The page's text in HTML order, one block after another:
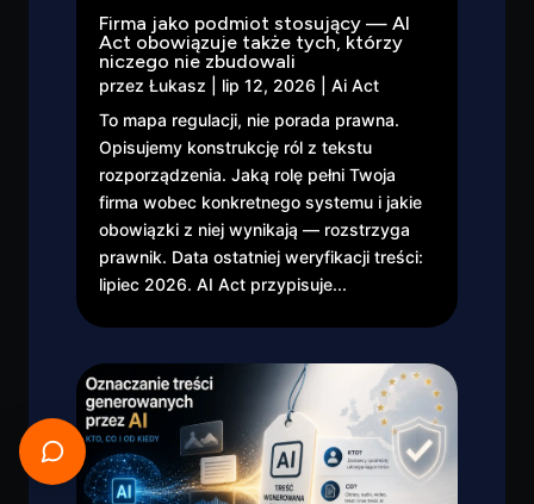
Firma jako podmiot stosujący — AI
Act obowiązuje także tych, którzy
niczego nie zbudowali
przez Łukasz lip 12, 2026
Ai Act
To mapa regulacji, nie porada prawna.
Opisujemy konstrukcję ról z tekstu
rozporządzenia. Jaką rolę pełni Twoja
firma wobec konkretnego systemu i jakie
obowiązki z niej wynikają — rozstrzyga
prawnik. Data ostatniej weryfikacji treści:
lipiec 2026. AI Act przypisuje...